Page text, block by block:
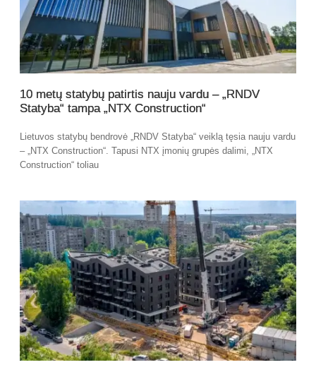
10 metų statybų patirtis nauju vardu – „RNDV
Statyba“ tampa „NTX Construction“
Lietuvos statybų bendrovė „RNDV Statyba“ veiklą tęsia nauju vardu
– „NTX Construction“. Tapusi NTX įmonių grupės dalimi, „NTX
Construction“ toliau